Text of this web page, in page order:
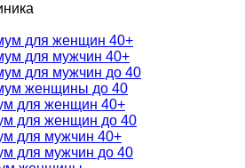
для женщин 40+
для мужчин 40+
для мужчин до 40
женщины до 40
для женщин 40+
для женщин до 40
для мужчин 40+
для мужчин до 40